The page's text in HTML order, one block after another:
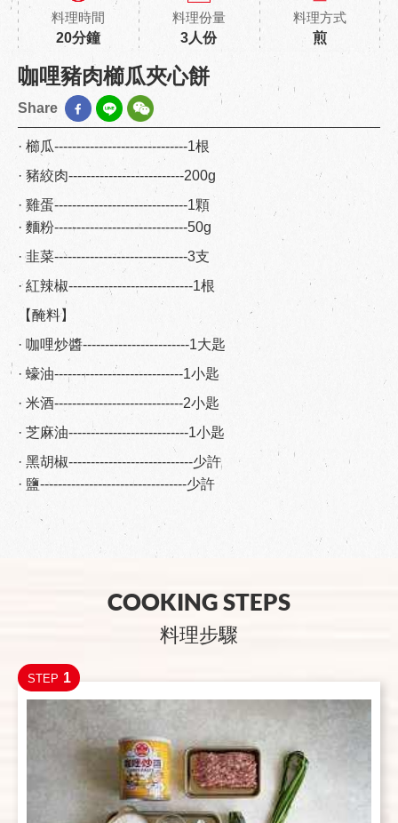
料理時間
20分鐘
料理份量
3人份
料理方式
煎
咖哩豬肉櫛瓜夾心餅
Share
· 櫛瓜------------------------------1根
· 豬絞肉--------------------------200g
· 雞蛋------------------------------1顆
· 麵粉------------------------------50g
· 韭菜------------------------------3支
· 紅辣椒----------------------------1根
【醃料】
· 咖哩炒醬------------------------1大匙
· 蠔油-----------------------------1小匙
· 米酒-----------------------------2小匙
· 芝麻油---------------------------1小匙
· 黑胡椒----------------------------少許
· 鹽---------------------------------少許
COOKING STEPS
料理步驟
STEP 1